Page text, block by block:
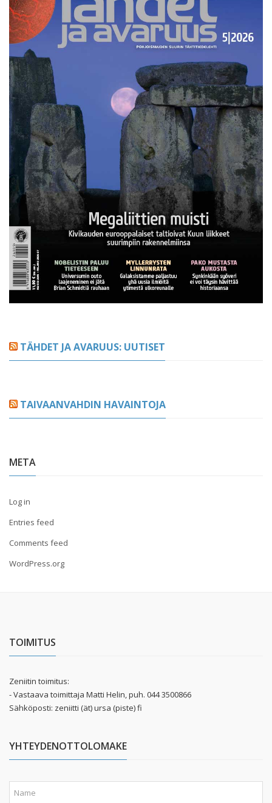
TÄHDET JA AVARUUS: UUTISET
TAIVAANVAHDIN HAVAINTOJA
META
Log in
Entries feed
Comments feed
WordPress.org
TOIMITUS
Zeniitin toimitus:
- Vastaava toimittaja Matti Helin, puh. 044 3500866
Sähköposti: zeniitti (ät) ursa (piste) fi
YHTEYDENOTTOLOMAKE